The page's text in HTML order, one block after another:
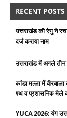
RECENT POSTS
उत्तराखंड की रेणु ने
दर्ज कराया नाम
उत्तराखंड में अगले तीन
कांडा मल्ला में
पथ व प्रशासनिक मेले
YUCA 2026: यंग